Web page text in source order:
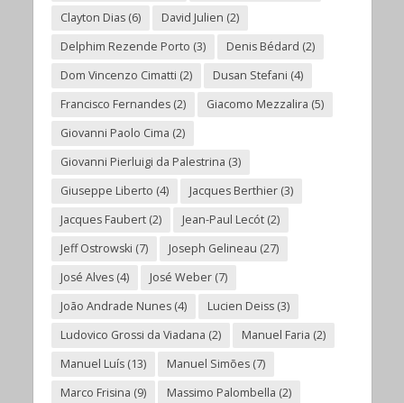
Clayton Dias(6) David Julien (2)
Delphim Rezende Porto (3) Denis Bédard (2)
Dom Vincenzo Cimatti (2) Dusan Stefani (4)
Francisco Fernandes(2) Giacomo Mezzalira (5)
Giovanni Paolo Cima (2)
Giovanni Pierluigi da Palestrina (3)
Giuseppe Liberto (4) Jacques Berthier(3)
Jacques Faubert(2) Jean-Paul Lecót(2)
Jeff Ostrowski (7) Joseph Gelineau (27)
José Alves(4) José Weber(7)
João Andrade Nunes(4) Lucien Deiss(3)
Ludovico Grossi da Viadana (2) Manuel Faria (2)
Manuel Luís(13) Manuel Simões(7)
Marco Frisina (9) Massimo Palombella (2)